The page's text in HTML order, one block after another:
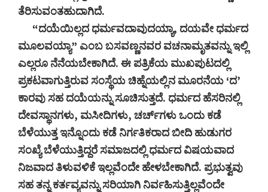
ತೆರಿಸುವಂತಹುದಾಗಿದೆ.
“ದಯೆಯಿಲ್ಲದ ಧರ್ಮವದಾವುದಯ್ಯಾ, ದಯವೇ ಧರ್ಮದ
ಮೂಲವಯ್ಯಾ” ಎಂಬ ಬಸವಣ್ಣನವರ ವಚನಾಮೃತವನ್ನು ಇಲ್ಲಿ
ಎಲ್ಲರೂ ನೆನೆಯಬೇಕಾಗಿದೆ. ಈ ಪತ್ರಿಕೆಯ ಮುಖಪುಟದಲ್ಲಿ
ಪ್ರಕಟವಾಗುತ್ತಿರುವ ಸಂಸ್ಥೆಯ ಚಿಹ್ನೆಯಲ್ಲಿನ ಮೂರನೆಯ ‘ದ’
ಕಾರವು ಸಹ ದಯೆಯನ್ನು ಸೂಚಿಸುತ್ತದೆ. ಧರ್ಮದ ಹೆಸರಿನಲ್ಲಿ
ದೇವಸ್ಥಾನಗಳು, ಮಸೀದಿಗಳು, ಚರ್ಚ್‌ಗಳು ಒಂದು ಕಡೆ
ಬೆಳೆಯುತ್ತ ಇನ್ನೊಂದು ಕಡೆ ನಿರ್ಗತಿಕರಾದ ಬೀದಿ ಹುಡುಗರ
ಸಂಖ್ಯೆ ಬೆಳೆಯುತ್ತಿದ್ದರೆ ಸಮಾಜದಲ್ಲಿ ಧರ್ಮದ ವಿಷಯವಾದ
ನಿಜವಾದ ತಿಳುವಳಿಕೆ ಇಲ್ಲವೆಂದೇ ಹೇಳಬೇಕಾಗಿದೆ. ಪ್ರಭುತ್ವವು
ಸಹ ತನ್ನ ಕರ್ತವ್ಯವನ್ನು ಸರಿಯಾಗಿ ನಿರ್ವಹಿಸುತ್ತಿಲ್ಲವೆಂದೇ